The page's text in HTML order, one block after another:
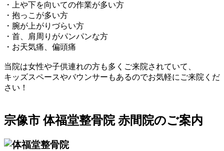
・上や下を向いての作業が多い方
・抱っこが多い方
・腕が上がりづらい方
・首、肩周りがパンパンな方
・お天気痛、偏頭痛
当院は女性や子供連れの方も多くご来院されていて、
キッズスペースやバウンサーもあるのでお気軽にご来院くだ
さい！
宗像市 体福堂整骨院 赤間院のご案内